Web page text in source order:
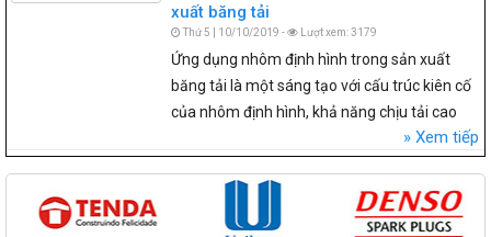
xuất băng tải
Thứ 5 | 10/10/2019 - Lượt xem: 3179
Ứng dụng nhôm định hình trong sản xuất
băng tải là một sáng tạo với cấu trúc kiên cố
của nhôm định hình, khả năng chịu tải cao
Xem tiếp